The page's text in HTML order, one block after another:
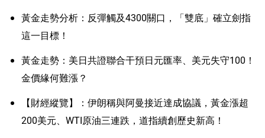
黃金走勢分析：反彈觸及4300關口，「雙底」確立劍指
這一目標！
黃金走勢：美日共證聯合干預日元匯率、美元失守100！
金價緣何難漲？
【財經縱覽】：伊朗稱與阿曼接近達成協議，黃金漲超
200美元、WTI原油三連跌，道指續創歷史新高！